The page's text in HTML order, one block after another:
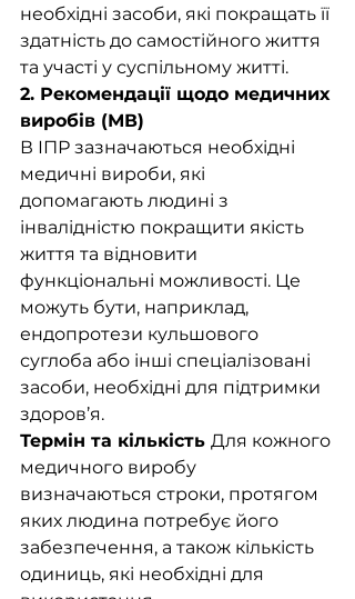
необхідні засоби, які покращать її
здатність до самостійного життя
та участі у суспільному житті.
2. Рекомендації щодо медичних
виробів (МВ)
В ІПР зазначаються необхідні
медичні вироби, які
допомагають людині з
інвалідністю покращити якість
життя та відновити
функціональні можливості. Це
можуть бути, наприклад,
ендопротези кульшового
суглоба або інші спеціалізовані
засоби, необхідні для підтримки
здоров’я.
Термін та кількість Для кожного
медичного виробу
визначаються строки, протягом
яких людина потребує його
забезпечення, а також кількість
одиниць, які необхідні для